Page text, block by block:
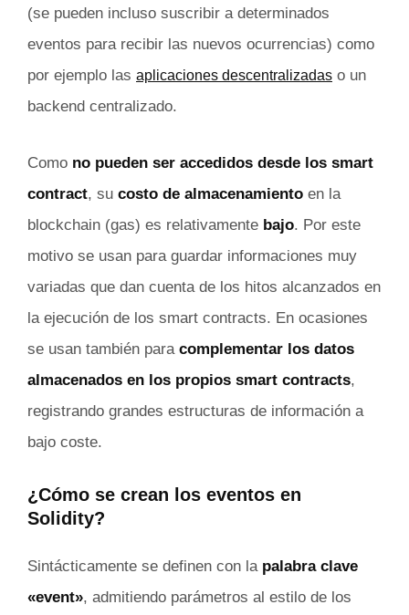
(se pueden incluso suscribir a determinados
eventos para recibir las nuevos ocurrencias) como
por ejemplo las aplicaciones descentralizadas o un
backend centralizado.
Como no pueden ser accedidos desde los smart
contract, su costo de almacenamiento en la
blockchain (gas) es relativamente bajo. Por este
motivo se usan para guardar informaciones muy
variadas que dan cuenta de los hitos alcanzados en
la ejecución de los smart contracts. En ocasiones
se usan también para complementar los datos
almacenados en los propios smart contracts,
registrando grandes estructuras de información a
bajo coste.
¿Cómo se crean los eventos en
Solidity?
Sintácticamente se definen con la palabra clave
«event», admitiendo parámetros al estilo de los